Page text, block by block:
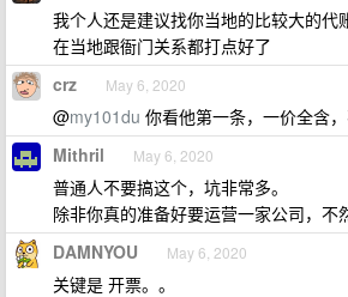
我个人还是建议找你当地的比较大的代
在当地跟衙门关系都打点好了
crz May 6, 2020
@my101du 你看他第一条，一价全含
Mithril May 6, 2020
普通人不要搞这个，坑非常多。
除非你真的准备好要运营一家公司，不
DAMNYOU May 6, 2020
关键是 开票。。